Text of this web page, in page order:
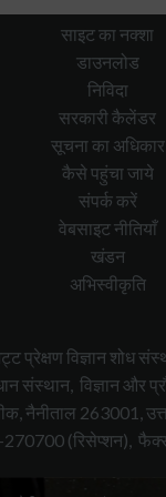
साइट का नक्शा
डाउनलोड
निविदा
सरकारी कैलेंडर
सूचना का अधिकार
कैसे पहुंचा जाये
संपर्क करें
वेबसाइट नीतियाँ
खंडन
अभिस्वीकृति
प्रेक्षण विज्ञान शोध
संस्थान, विज्ञान और
नैनीताल 263001,
270700 (रिसेप्शन),